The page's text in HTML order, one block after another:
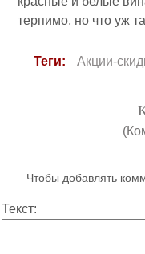
терпимо, но что уж
Теги: Акции-
Чтобы добавлять
Текст: